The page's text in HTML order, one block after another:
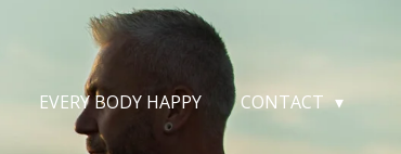
EVERY BODY HAPPY CONTACT